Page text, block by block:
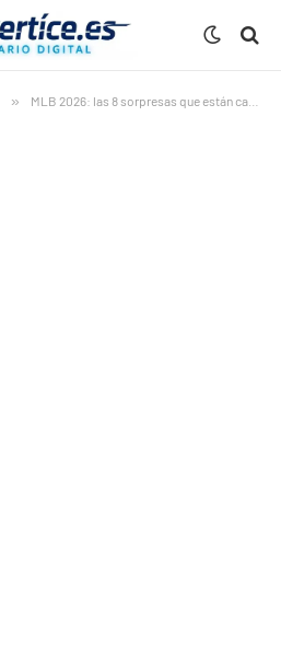
» MLB 2026: las 8 sorpresas que están cambiando por completo la temporada